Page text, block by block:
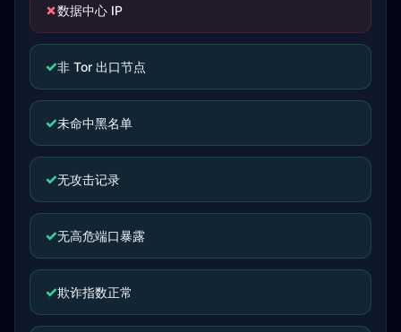
✗数据中心 IP
✓非 Tor 出口节点
✓未命中黑名单
✓无攻击记录
✓无高危端口暴露
✓欺诈指数正常